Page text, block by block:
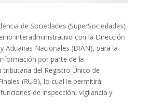
de Sociedades (SuperSociedades)
interadministrativo con la Dirección
Aduanas Nacionales (DIAN), para la
por parte de la
tributaria del Registro Único de
(RUB), lo cual le permitirá
de inspección, vigilancia y